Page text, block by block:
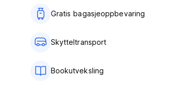
Gratis bagasjeoppbevaring
Skytteltransport
Bookutveksling